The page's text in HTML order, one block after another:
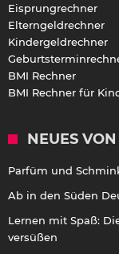
Eisprungrechner
Elterngeldrechner
Kindergeldrechner
BMI Rechner
BMI Rechner für
NEUES
Parfüm und
Ab in den Süden
Lernen mit Spaß:
versüßen